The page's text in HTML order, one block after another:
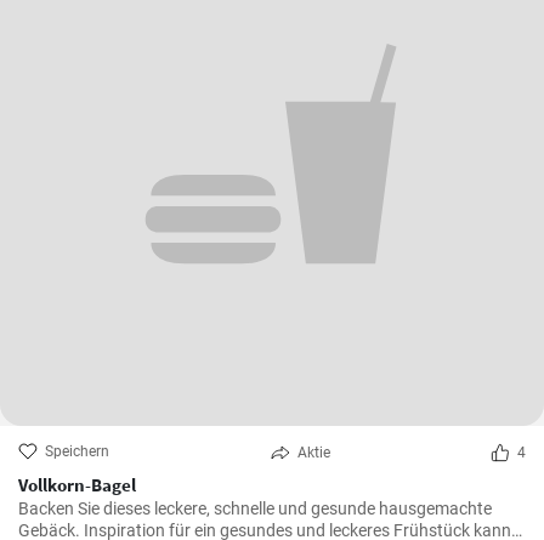
Speichern Aktie 4
Vollkorn-Bagel
Backen Sie dieses leckere, schnelle und gesunde hausgemachte
Gebäck. Inspiration für ein gesundes und leckeres Frühstück kann